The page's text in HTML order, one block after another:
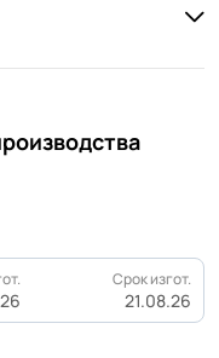
Срок изгот.
21.08.26